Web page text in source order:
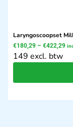
Laryngoscoopset
€180,29 – €422,29
149 excl. btw